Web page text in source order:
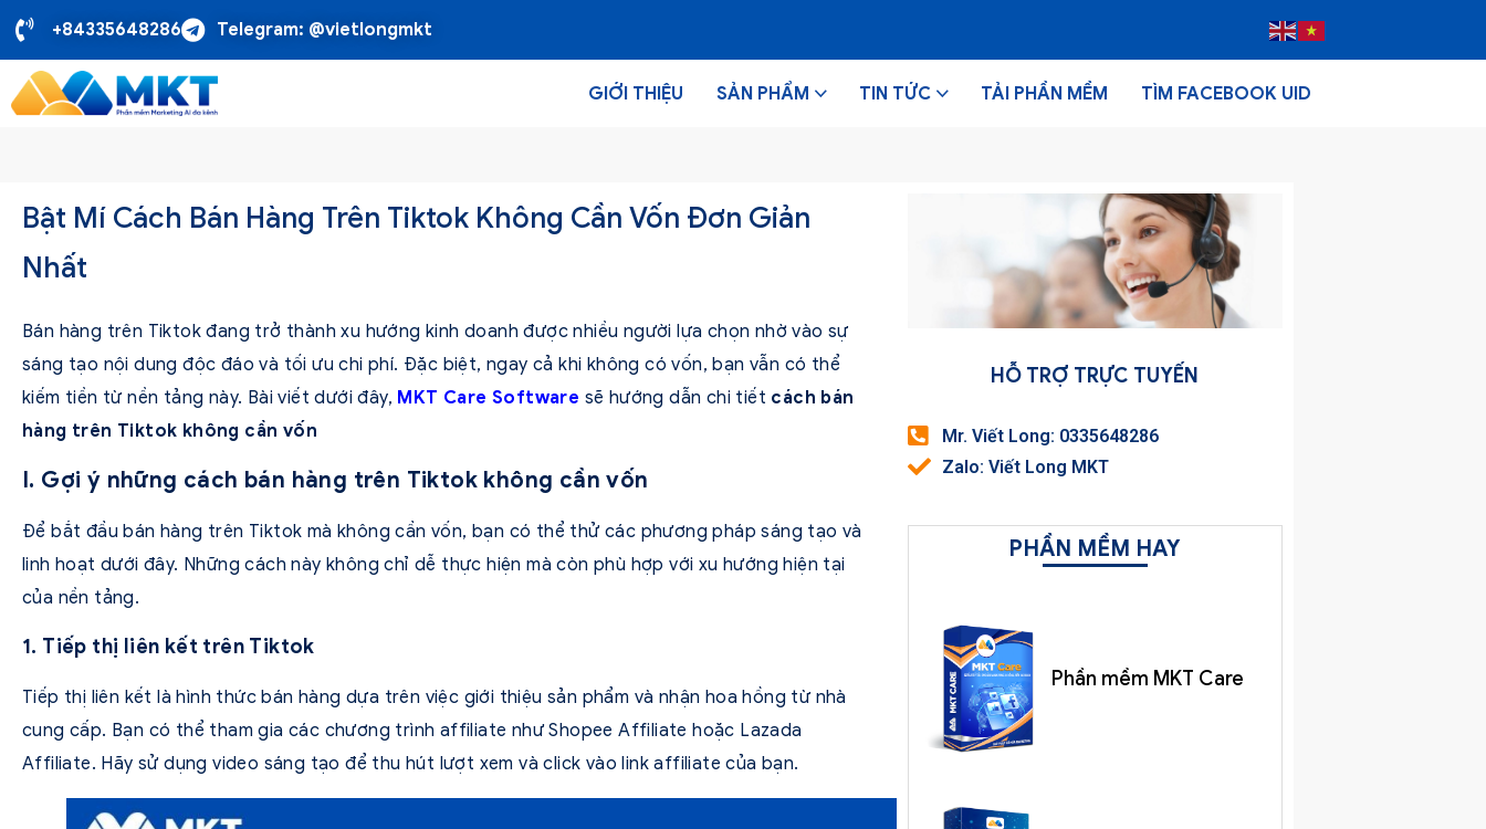
+84335648286 Telegram: @vietlongmkt
GIỚI THIỆU SẢN PHẨM TIN TỨC TẢI PHẦN MỀM TÌM FACEBOOK UID
Bật Mí Cách Bán Hàng Trên Tiktok Không Cần Vốn Đơn Giản
Nhất
Bán hàng trên Tiktok đang trở thành xu hướng kinh doanh được nhiều người lựa chọn nhờ vào sự
sáng tạo nội dung độc đáo và tối ưu chi phí. Đặc biệt, ngay cả khi không có vốn, bạn vẫn có thể
kiếm tiền từ nền tảng này. Bài viết dưới đây, MKT Care Software sẽ hướng dẫn chi tiết cách bán
hàng trên Tiktok không cần vốn
I. Gợi ý những cách bán hàng trên Tiktok không cần vốn
Để bắt đầu bán hàng trên Tiktok mà không cần vốn, bạn có thể thử các phương pháp sáng tạo và
linh hoạt dưới đây. Những cách này không chỉ dễ thực hiện mà còn phù hợp với xu hướng hiện tại
của nền tảng.
1. Tiếp thị liên kết trên Tiktok
Tiếp thị liên kết là hình thức bán hàng dựa trên việc giới thiệu sản phẩm và nhận hoa hồng từ nhà
cung cấp. Bạn có thể tham gia các chương trình affiliate như Shopee Affiliate hoặc Lazada
Affiliate. Hãy sử dụng video sáng tạo để thu hút lượt xem và click vào link affiliate của bạn.
HỖ TRỢ TRỰC TUYẾN
Mr. Viết Long: 0335648286
Zalo: Viết Long MKT
PHẦN MỀM HAY
Phần mềm MKT Care